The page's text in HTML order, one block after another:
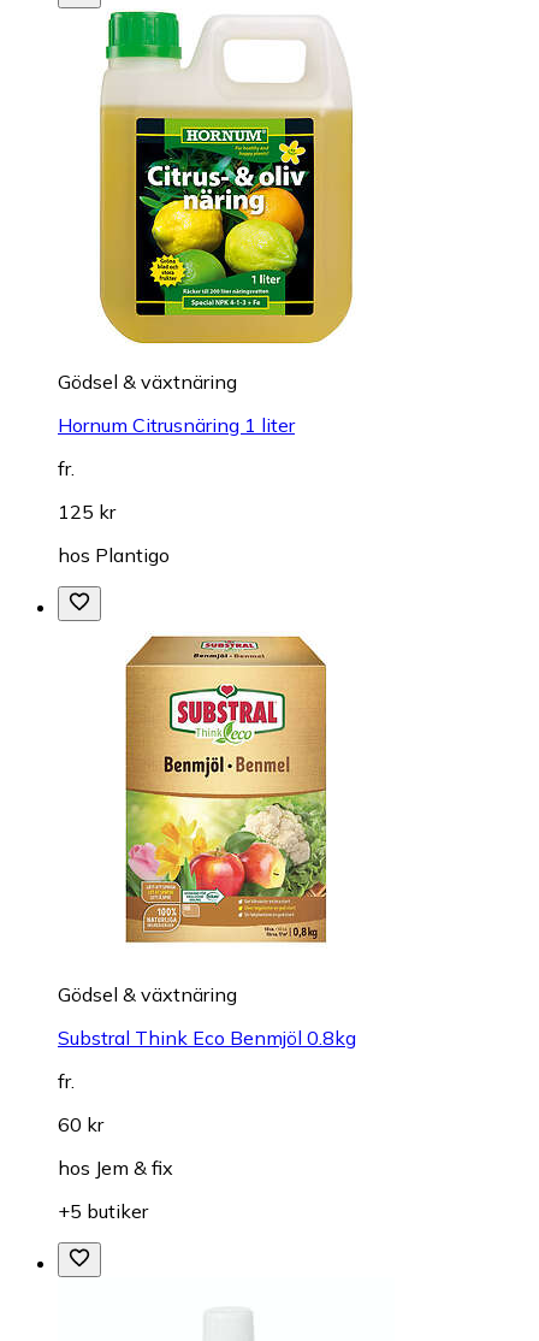
Gödsel & växtnäring
Hornum Citrusnäring 1 liter
fr.
125 kr
hos Plantigo
Gödsel & växtnäring
Substral Think Eco Benmjöl 0.8kg
fr.
60 kr
hos Jem & fix
+5 butiker